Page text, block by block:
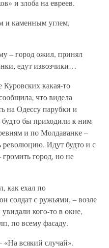
и злоба на евреев.
и каменным углем,
– город ожил, принял
едут извозчики…
Куровских какая-то
что видела
на Одессу парубки и
бы приходили к ним
и по Молдаванке –
революцию. Идут будто и с
город, но не
как ехал по
солдат с ружьями, – возле
кого-то в окне,
по всему фасаду.
всякий случай».